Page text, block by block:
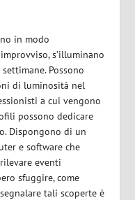
in modo
s’illuminano
Possono
di luminosità nel
a cui vengono
possono dedicare
Dispongono di un
e software che
eventi
sfuggire, come
tali scoperte è